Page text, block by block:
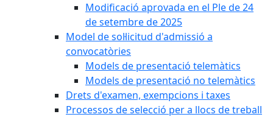
Modificació aprovada en el Ple de 24
de setembre de 2025
Model de sol·licitud d'admissió a
convocatòries
Models de presentació telemàtics
Models de presentació no telemàtics
Drets d'examen, exempcions i taxes
Processos de selecció per a llocs de treball